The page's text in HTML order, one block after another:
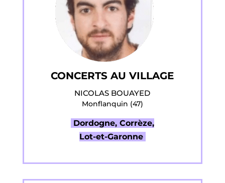
CONCERTS AU VILLAGE
NICOLAS BOUAYED
Monflanquin (47)
Dordogne, Corrèze,
Lot-et-Garonne